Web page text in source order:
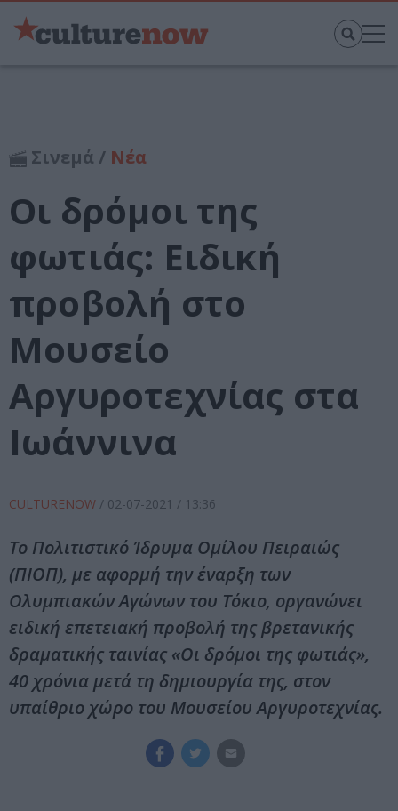
Σινεμά / Νέα
Οι δρόμοι της
φωτιάς: Ειδική
προβολή στο
Μουσείο
Αργυροτεχνίας στα
Ιωάννινα
CULTURENOW / 02-07-2021 / 13:36
Το Πολιτιστικό Ίδρυμα Ομίλου Πειραιώς
(ΠΙΟΠ), με αφορμή την έναρξη των
Ολυμπιακών Αγώνων του Τόκιο, οργανώνει
ειδική επετειακή προβολή της βρετανικής
δραματικής ταινίας «Οι δρόμοι της φωτιάς»,
40 χρόνια μετά τη δημιουργία της, στον
υπαίθριο χώρο του Μουσείου Αργυροτεχνίας.